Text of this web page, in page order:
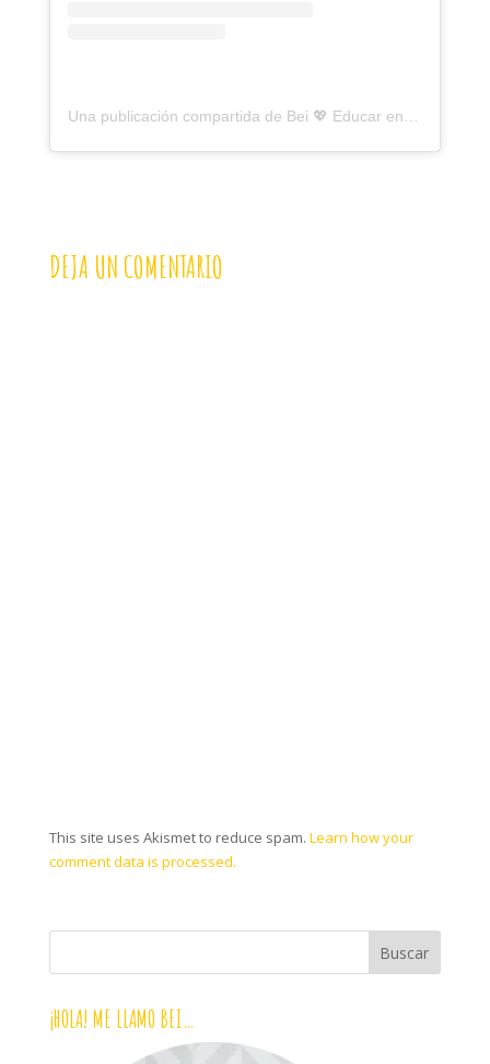
DEJA UN COMENTARIO
This site uses Akismet to reduce spam. Learn how your
comment data is processed.
¡HOLA! ME LLAMO BEI…